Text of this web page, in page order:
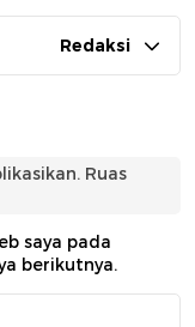
Redaksi
Ruas
saya pada
berikutnya.